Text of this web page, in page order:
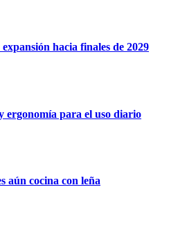
hacia finales de 2029
ergonomía para el uso diario
aún cocina con leña